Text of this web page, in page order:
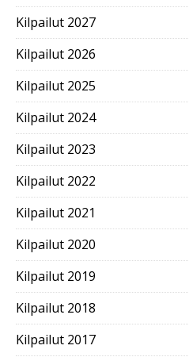
Kilpailut 2027
Kilpailut 2026
Kilpailut 2025
Kilpailut 2024
Kilpailut 2023
Kilpailut 2022
Kilpailut 2021
Kilpailut 2020
Kilpailut 2019
Kilpailut 2018
Kilpailut 2017